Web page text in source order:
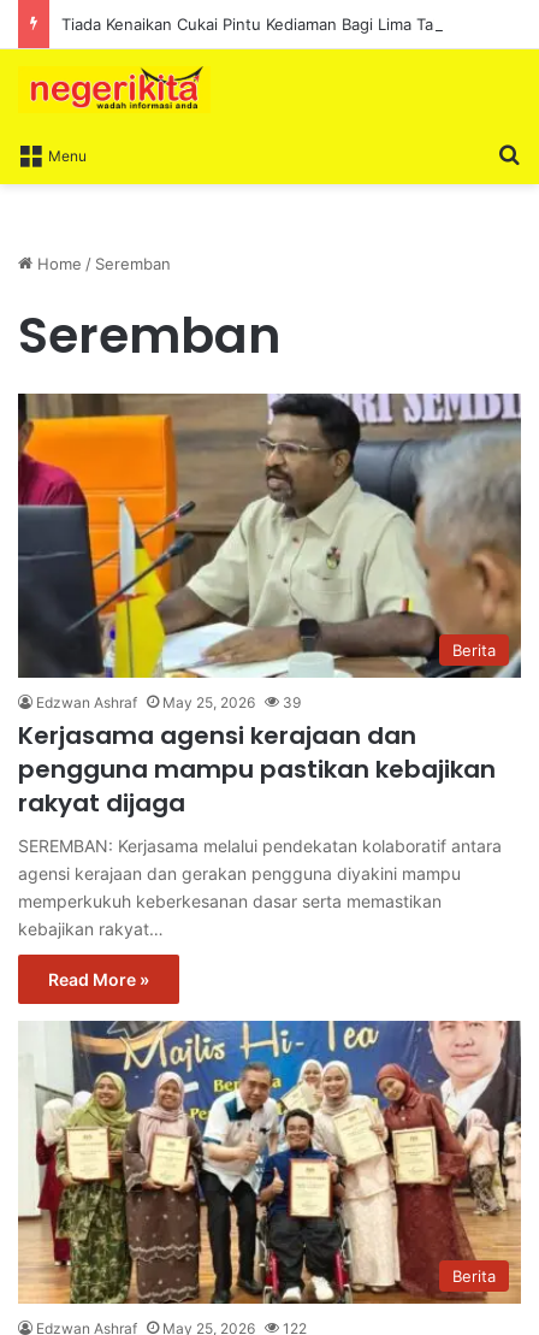
Menu
Home / Seremban
Seremban
Berita
Edzwan Ashraf May 25, 2026 39
Kerjasama agensi kerajaan dan
pengguna mampu pastikan kebajikan
rakyat dijaga
SEREMBAN: Kerjasama melalui pendekatan kolaboratif antara
agensi kerajaan dan gerakan pengguna diyakini mampu
memperkukuh keberkesanan dasar serta memastikan
kebajikan rakyat…
Read More »
Berita
Edzwan Ashraf May 25, 2026 122